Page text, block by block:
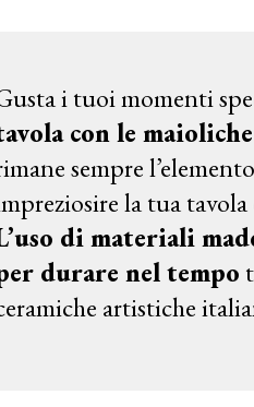
i tuoi momenti
con le
sempre
la tua tavola
di materiali
durare nel tempo
artistiche